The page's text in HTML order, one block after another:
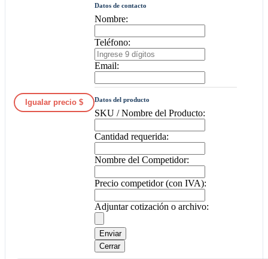
Igualar precio $
Datos de contacto
Nombre:
Teléfono:
Email:
Datos del producto
SKU / Nombre del Producto:
Cantidad requerida:
Nombre del Competidor:
Precio competidor (con IVA):
Adjuntar cotización o archivo:
Enviar
Cerrar